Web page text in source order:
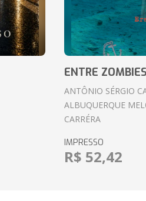
ENTRE
ANTÔNIO SÉRGIO
ALBUQUERQUE
CARRÉRA
IMPRESSO
R$ 52,42